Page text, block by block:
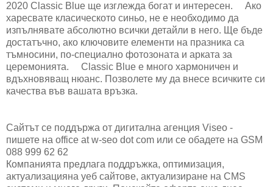
2020 Classic Blue ще изглежда богат и интересен. ⠀ Ако
харесвате класическото синьо, не е необходимо да
изпълнявате абсолютно всички детайли в него. Ще бъде
достатъчно, ако ключовите елементи на празника са
тъмносини, по-специално фотозоната и арката за
церемонията. ⠀ Classic Blue е много хармоничен и
вдъхновяващ нюанс. Позволете му да внесе всичките си
качества във вашата връзка.
Сайтът се поддържа от дигитална агенция Viseo -
пишете на office at w-seo dot com или се обадете на GSM
088 999 62 62
Компанията предлага поддръжка, оптимизация,
актуализацияна уеб сайтове, актуализиране на CMS